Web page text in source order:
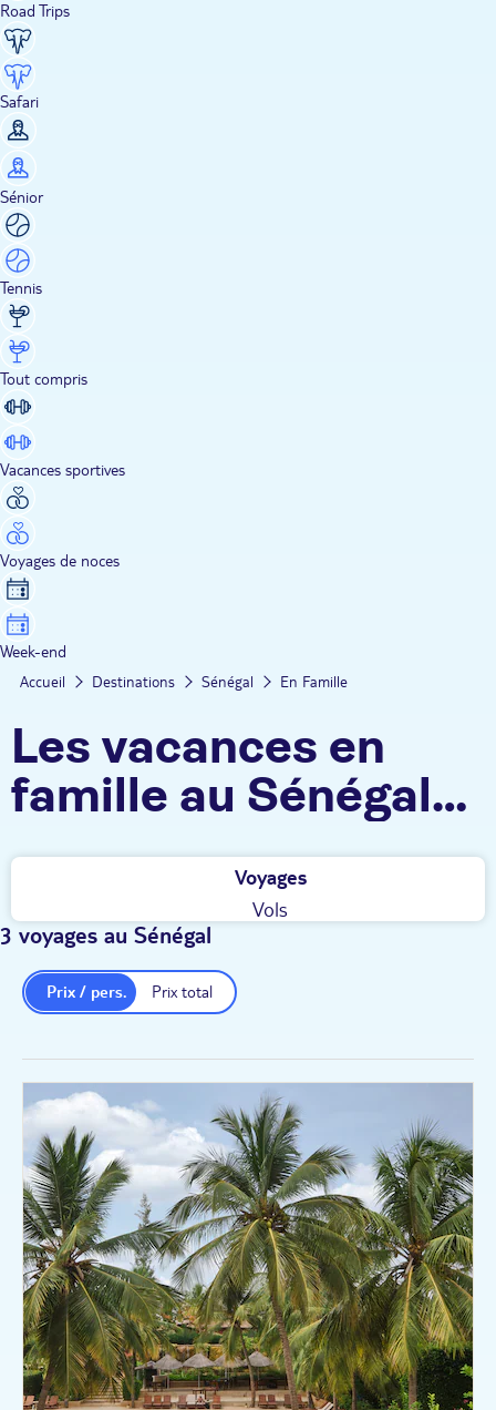
Road Trips
Safari
Sénior
Tennis
Tout compris
Vacances sportives
Voyages de noces
Week-end
Accueil Destinations Sénégal En Famille
Les vacances en
famille au Sénégal
TUI
Voyages
Vols
3 voyages au Sénégal
Prix total
Prix / pers.